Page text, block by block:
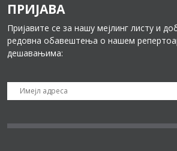
ПРИЈАВА
Пријавите се за нашу мејлинг листу и
редовна обавештења о нашем
дешавањима: